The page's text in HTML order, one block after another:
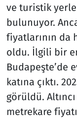
ve turistik
bulunuyor.
fiyatlarının da
oldu. İlgili bir
Budapeşte’de
katına çıktı.
görüldü.
metrekare